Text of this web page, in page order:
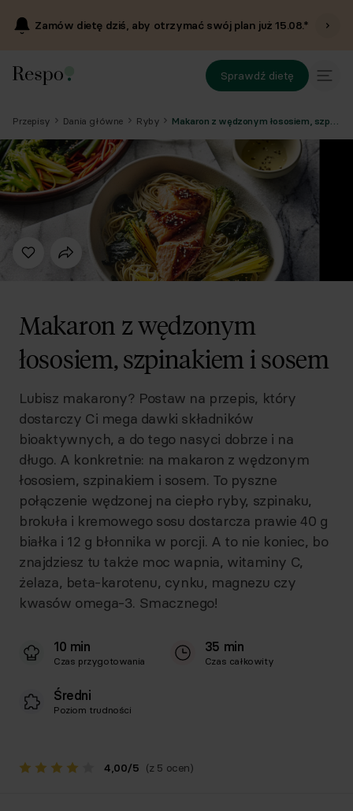
Zamów dietę dziś, aby otrzymać swój plan już15.08.*
Sprawdź dietę
Przepisy Dania główne Ryby
Makaron z wędzonym
łososiem, szpinakiem i sosem
Lubisz makarony? Postaw na przepis, który
dostarczy Ci mega dawki składników
bioaktywnych, a do tego nasyci dobrze i na
długo. A konkretnie: na makaron z wędzonym
łososiem, szpinakiem i sosem. To pyszne
połączenie wędzonej na ciepło ryby, szpinaku,
brokuła i kremowego sosu dostarcza prawie 40 g
białka i 12 g błonnika w porcji. A to nie koniec, bo
znajdziesz tu także moc wapnia, witaminy C,
żelaza, beta-karotenu, cynku, magnezu czy
kwasów omega-3. Smacznego!
10 min
Czas przygotowania
35 min
Czas całkowity
Średni
Poziom trudności
4,00/5 (z 5 ocen)